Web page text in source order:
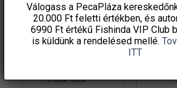
Nagy Puffi
PecaPláza
Válogass a PecaPláza
20.000 Ft feletti értékben, és
6990 Ft értékű Fishinda VIP Club
is küldünk a rendelésed mellé.
ITT